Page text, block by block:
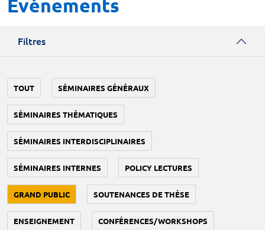
Événements
Filtres
TOUT SÉMINAIRES GÉNÉRAUX
SÉMINAIRES THÉMATIQUES
SÉMINAIRES INTERDISCIPLINAIRES
SÉMINAIRES INTERNES POLICY LECTURES
GRAND PUBLIC SOUTENANCES DE THÈSE
ENSEIGNEMENT CONFÉRENCES/WORKSHOPS